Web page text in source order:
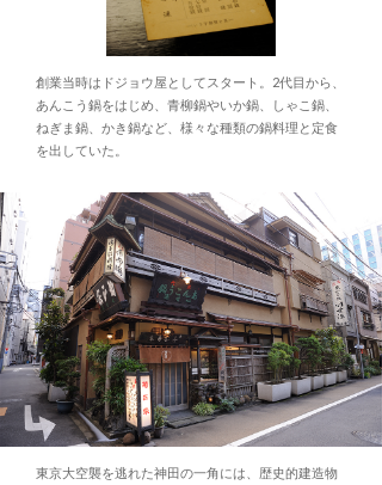
創業当時はドジョウ屋としてスタート。2代目から、
あんこう鍋をはじめ、青柳鍋やいか鍋、しゃこ鍋、
ねぎま鍋、かき鍋など、様々な種類の鍋料理と定食
を出していた。
東京大空襲を逃れた神田の一角には、歴史的建造物